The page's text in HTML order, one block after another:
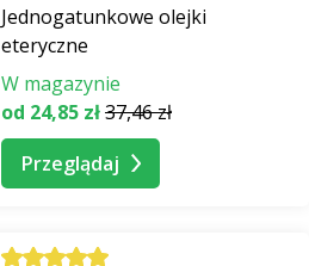
Jednogatunkowe olejki
eteryczne
W magazynie
od 24,85 zł37,46 zł
Przeglądaj